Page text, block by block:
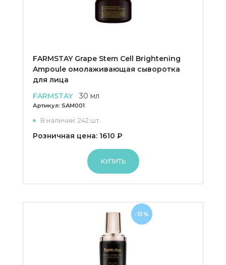
FARMSTAY Grape Stem Cell Brightening
Ampoule омолаживающая сыворотка
для лица
FARMSTAY
30 мл
Артикул: SAM001
В наличии: 242 шт.
Розничная цена: 1610 ₽
КУПИТЬ
-15%